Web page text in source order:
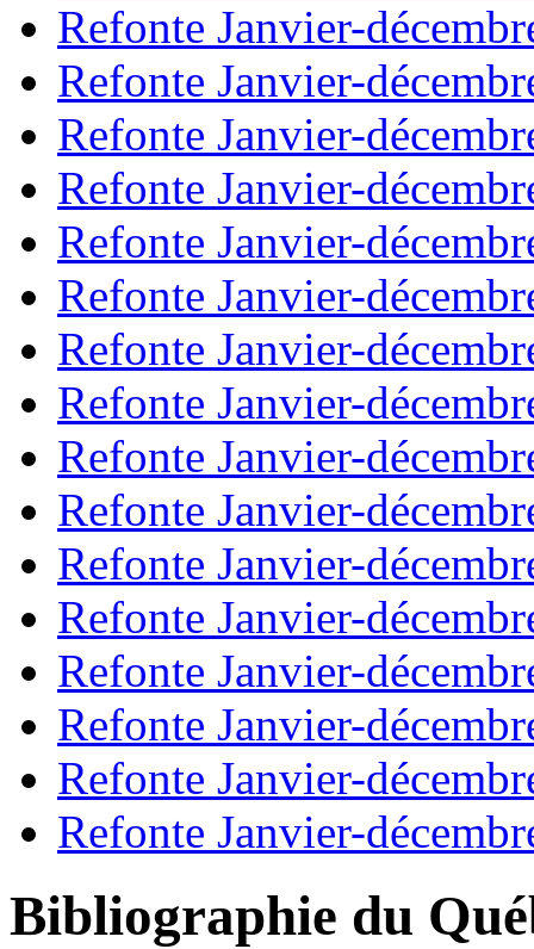
Refonte Janvier-
Refonte Janvier-
Refonte Janvier-
Refonte Janvier-
Refonte Janvier-
Refonte Janvier-
Refonte Janvier-
Refonte Janvier-
Refonte Janvier-
Refonte Janvier-
Refonte Janvier-
Refonte Janvier-
Refonte Janvier-
Refonte Janvier-
Refonte Janvier-
Refonte Janvier-
Bibliographie du